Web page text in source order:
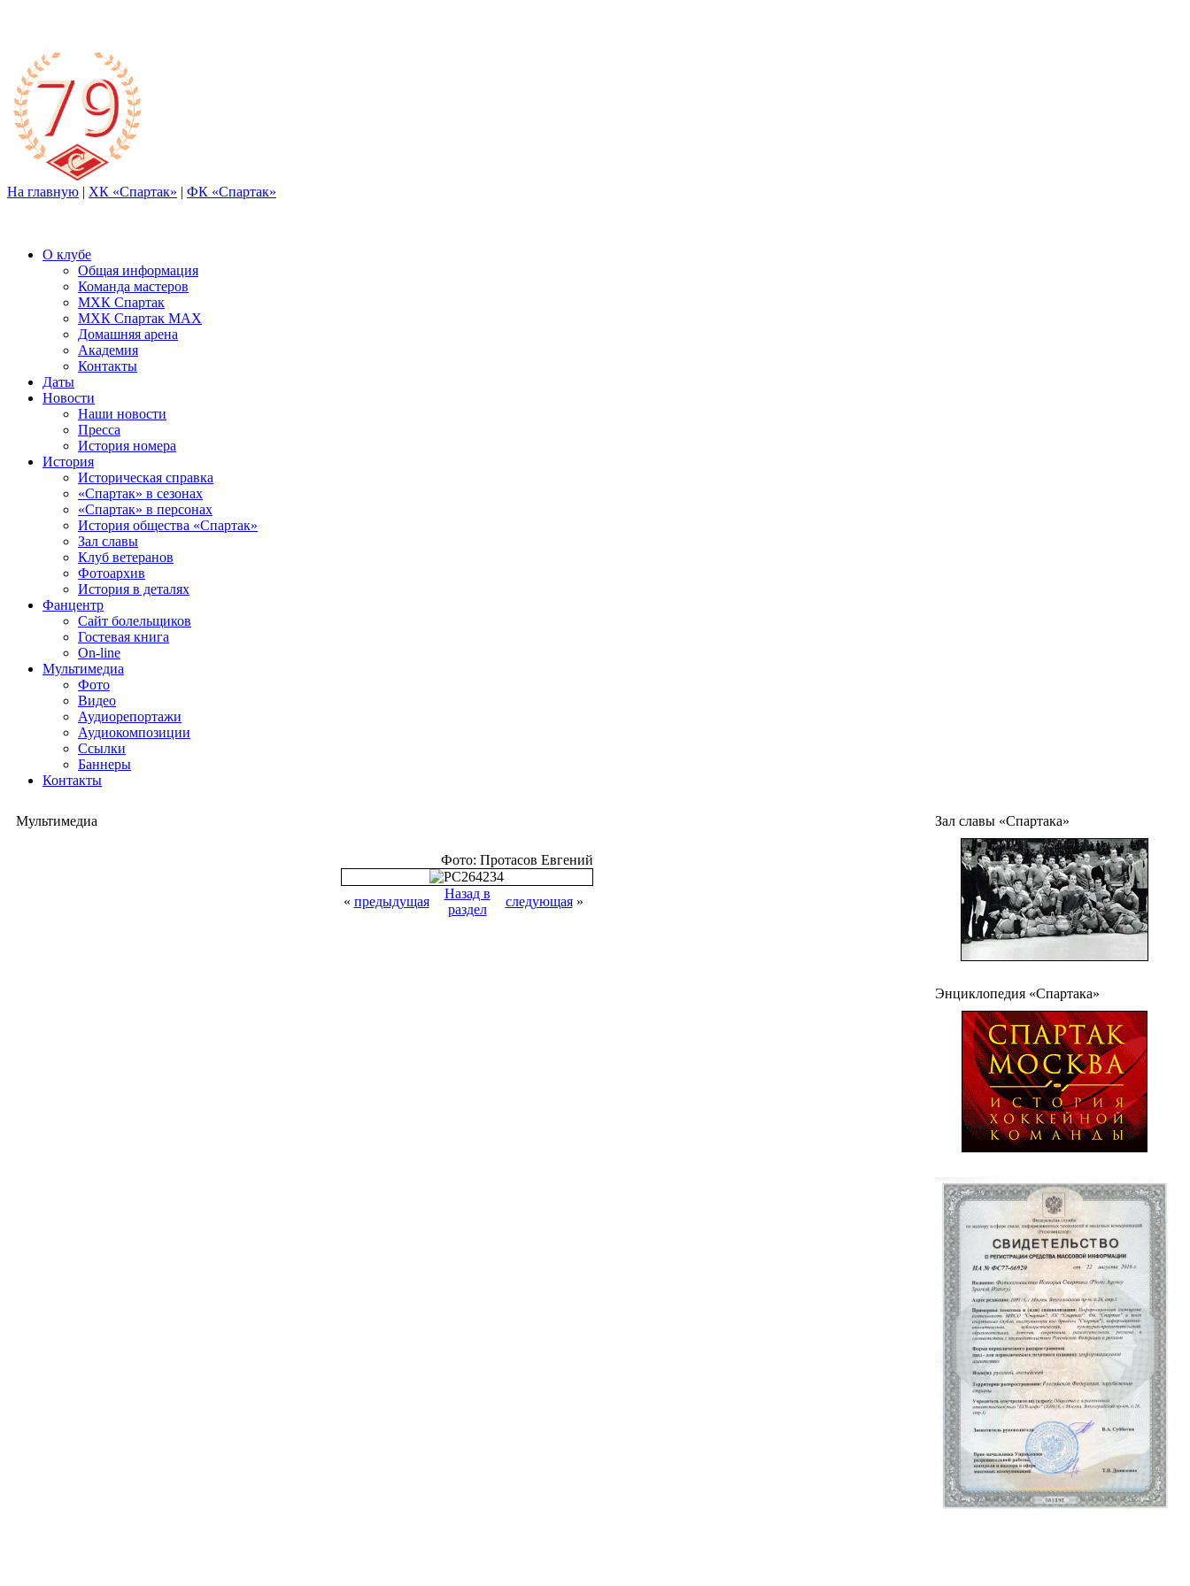
На главную | ХК «Спартак» | ФК «Спартак»
О клубе
Общая информация
Команда мастеров
МХК Спартак
МХК Спартак МАХ
Домашняя арена
Академия
Контакты
Даты
Новости
Наши новости
Пресса
История номера
История
Историческая справка
«Спартак» в сезонах
«Спартак» в персонах
История общества «Спартак»
Зал славы
Клуб ветеранов
Фотоархив
История в деталях
Фанцентр
Сайт болельщиков
Гостевая книга
On-line
Мультимедиа
Фото
Видео
Аудиорепортажи
Аудиокомпозиции
Ссылки
Баннеры
Контакты
Мультимедиа
Фото: Протасов Евгений
« предыдущая
Назад в
раздел
следующая»
Зал славы «Спартака»
Энциклопедия «Спартака»